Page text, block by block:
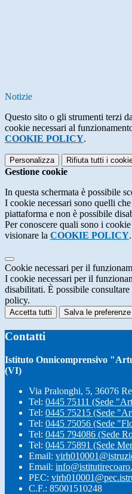
Notizie
Questo sito o gli strumenti terzi
cookie necessari al
COOKIE POLICY.
Personalizza Rifiuta tutti i
Gestione cookie
In questa schermata è possibile
I cookie necessari sono quelli
piattaforma e non è possibile
Per conoscere quali sono i
visionare la COOKIE POLICY.
Cookie necessari per il
I cookie necessari per il
disabilitati. È possibile
policy.
Accetta tutti Salva le preferenze
Contatti
Istituto Onnicomprensivo
(VI)
Via Pralonghi, 5, 36076
Tel: 0445 75111 (Sede
Tel: 0445 75215 (Sede
Tel: 0445 75056 (Sede
Tel: 0445 794086 (Sede
Tel: 0445 75891 (Sede
Email:
Email:
PEC:
C.F.: 85001510248